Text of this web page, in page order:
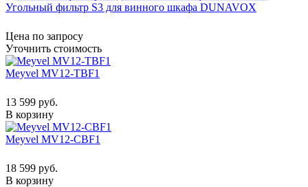
Угольный фильтр S3 для винного шкафа DUNAVOX
Цена по запросу
Уточнить стоимость
Meyvel MV12-TBF1
13 599 руб.
В корзину
Meyvel MV12-CBF1
18 599 руб.
В корзину